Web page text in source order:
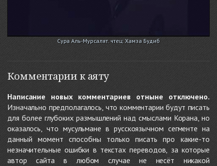
Сура Аль-Мурсалят. чтец: Хамза Будиб
Комментарии к аяту
Написание новых комментариев отныне отключено.
Изначально предполагалось, что комментарии будут писать
для более глубоких размышлений над смыслами Корана, но
оказалось, что мусульмане в русскоязычном сегменте на
данный момент способны только писать про какие-то
незначительные ошибки в текстах переводов, за которые
автор сайта в любом случае не несёт никакой